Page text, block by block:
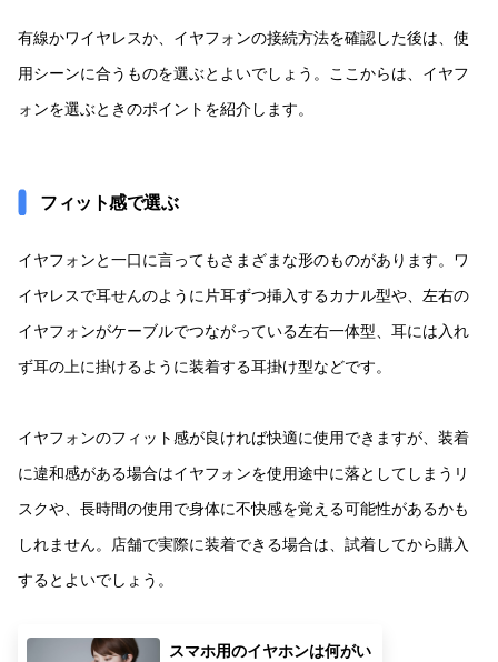
有線かワイヤレスか、イヤフォンの接続方法を確認した後は、使
用シーンに合うものを選ぶとよいでしょう。ここからは、イヤフ
ォンを選ぶときのポイントを紹介します。
フィット感で選ぶ
イヤフォンと一口に言ってもさまざまな形のものがあります。ワ
イヤレスで耳せんのように片耳ずつ挿入するカナル型や、左右の
イヤフォンがケーブルでつながっている左右一体型、耳には入れ
ず耳の上に掛けるように装着する耳掛け型などです。
イヤフォンのフィット感が良ければ快適に使用できますが、装着
に違和感がある場合はイヤフォンを使用途中に落としてしまうリ
スクや、長時間の使用で身体に不快感を覚える可能性があるかも
しれません。店舗で実際に装着できる場合は、試着してから購入
するとよいでしょう。
スマホ用のイヤホンは何がい